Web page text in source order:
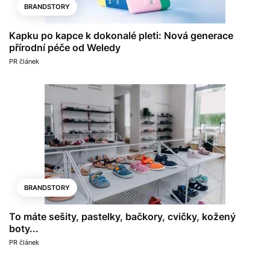
BRANDSTORY
Kapku po kapce k dokonalé pleti: Nová generace
přírodní péče od Weledy
PR článek
BRANDSTORY
To máte sešity, pastelky, bačkory, cvičky, kožený
boty...
PR článek